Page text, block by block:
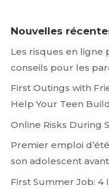
Nouvelles
Les risques en ligne
conseils pour les
First Outings with
Help Your Teen
Online Risks During
Premier emploi
son adolescent
First Summer Job: 4